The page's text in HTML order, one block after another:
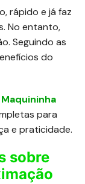
rápido e já faz
No entanto,
Seguindo as
do
Maquininha
para
e praticidade.
sobre